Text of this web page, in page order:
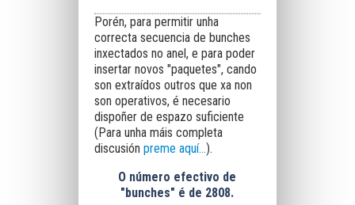
Porén, para permitir unha
correcta secuencia de bunches
inxectados no anel, e para poder
insertar novos "paquetes", cando
son extraídos outros que xa non
son operativos, é necesario
dispoñer de espazo suficiente
(Para unha máis completa
discusión preme aquí...).
O número efectivo de
"bunches" é de 2808.